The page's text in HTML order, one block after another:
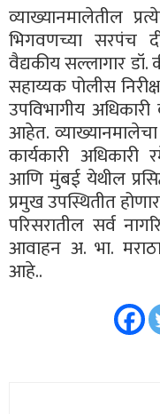
व्याख्यानमालेतील
भिगवणच्या सरपंच
वैद्यकीय सल्लागार
सहाय्यक पोलीस
उपविभागीय
आहेत.
कार्यकारी
आणि मुंबई येथील
प्रमुख उपस्थितीत
परिसरातील सर्व
आवाहन अ. भा.
आहे..